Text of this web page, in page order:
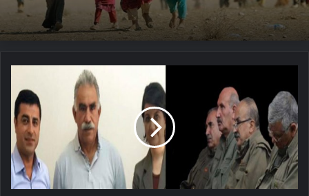
گۆم
شلقاند
و
تەڤلی
ھەڤی
چێ
كر